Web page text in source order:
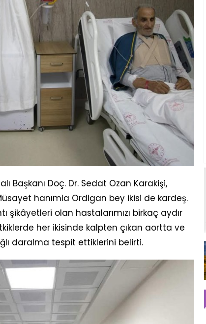
Başkanı Doç. Dr. Sedat Ozan Karakişi,
hanımla Ordigan bey ikisi de kardeş.
şikâyetleri olan hastalarımızı birkaç aydır
her ikisinde kalpten çıkan aortta ve
daralma tespit ettiklerini belirti.